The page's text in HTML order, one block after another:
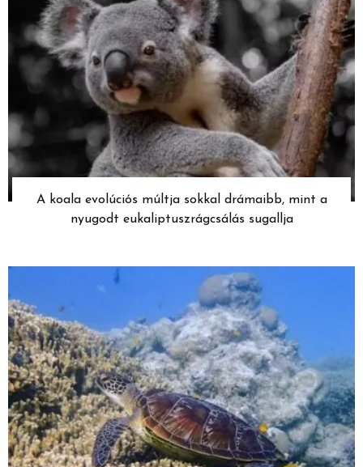
A koala evolúciós múltja sokkal drámaibb, mint a
nyugodt eukaliptuszrágcsálás sugallja